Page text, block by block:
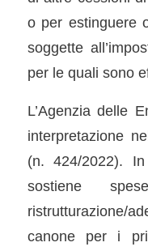
o per estinguere
soggette
per le quali sono
L’Agenzia delle
interpretazione
(n. 424/2022).
sostiene
ristrutturazione/
canone per i